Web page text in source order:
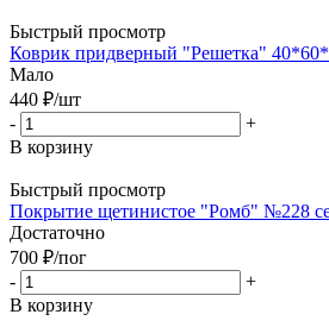
Быстрый просмотр
Коврик придверный "Решетка"
Мало
440 ₽/шт
-
+
В корзину
Быстрый просмотр
Покрытие щетинистое "Ромб" №228
Достаточно
700 ₽/пог
-
+
В корзину